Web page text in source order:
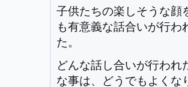
子供たちの楽しそうな顔
も有意義な話合いが行
た。
どんな話し合いが行わ
な事は、どうでもよくな